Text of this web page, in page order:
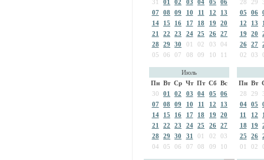
31
01 02 03 04 05
06
07
08 09 10 11 12
13
14
15 16 17 18 19
20
21
22 23 24 25 26 27
28
29 30 01 02 03
04
05
06 07 08 09 10 11
28
29
05
06
12
13
19
20
26
27
02
03
Июль
Пн Вт Ср Чт Пт Сб Вс
30
01 02 03 04 05
06
07
08 09 10 11 12
13
14
15 16 17 18 19
20
21
22 23 24 25 26 27
28
29 30 31 01 02
03
04
05 06 07 08 09 10
Пн Вт
28
29
04
05
11
12
18
19
25
26
01
02